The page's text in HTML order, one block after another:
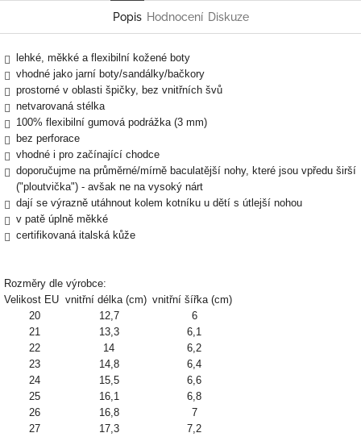
Popis Hodnocení Diskuze
lehké, měkké a flexibilní kožené boty
vhodné jako jarní boty/sandálky/bačkory
prostorné v oblasti špičky, bez vnitřních švů
netvarovaná stélka
100% flexibilní gumová podrážka (3 mm)
bez perforace
vhodné i pro začínající chodce
doporučujme na průměrné/mírně baculatější nohy, které jsou vpředu širší
("ploutvička") - avšak ne na vysoký nárt
dají se výrazně utáhnout kolem kotníku u dětí s útlejší nohou
v patě úplně měkké
certifikovaná italská kůže
Rozměry dle výrobce:
Velikost EU vnitřní délka (cm) vnitřní šířka (cm)
20
12,7
6
21
13,3
6,1
22
14
6,2
23
14,8
6,4
24
15,5
6,6
25
16,1
6,8
26
16,8
7
27
17,3
7,2